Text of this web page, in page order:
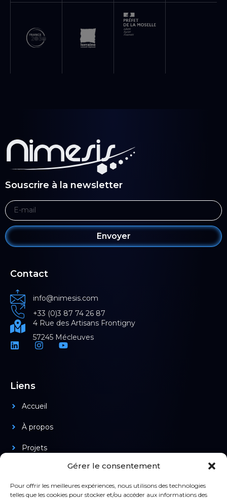
Gérer le consentement
Pour offrir les meilleures expériences, nous utilisons des technologies
telles que les cookies pour stocker et/ou accéder aux informations des
Souscrire à la newsletter
Envoyer
Contact
info@nimesis.com
+33 (0)3 87 74 26 87
4 Rue des Artisans Frontigny
57245 Mécleuves
Liens
Accueil
À propos
Projets